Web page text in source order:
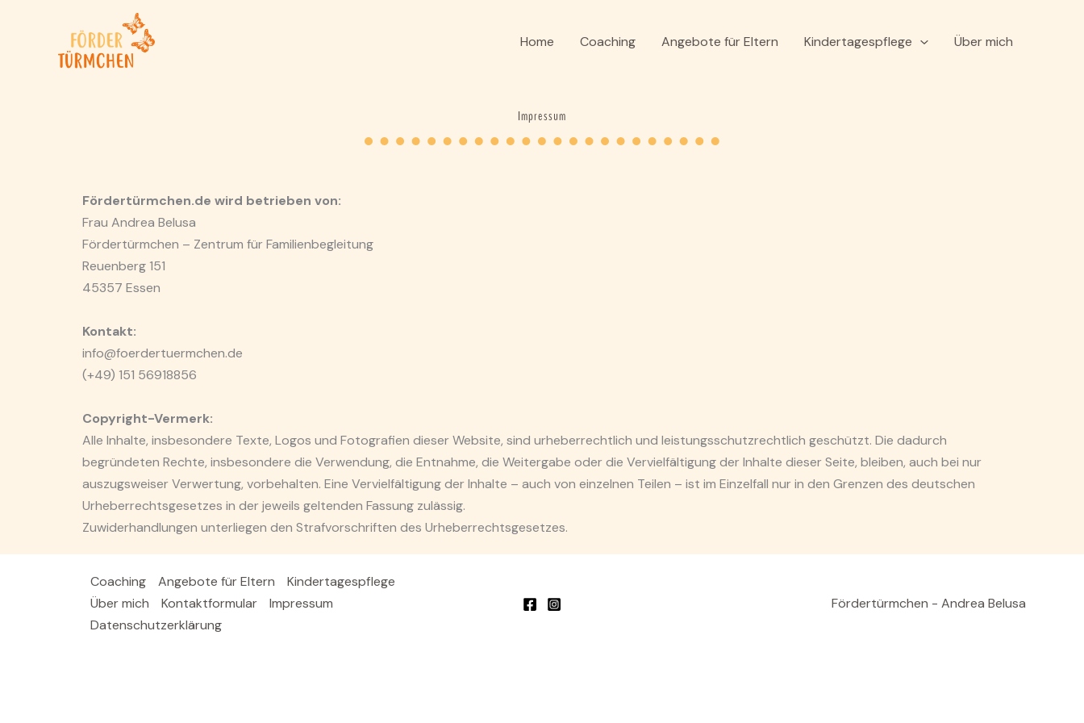
Home Coaching Angebote für Eltern Kindertagespflege Über mich
Impressum
Fördertürmchen.de wird betrieben von:
Frau Andrea Belusa
Fördertürmchen – Zentrum für Familienbegleitung
Reuenberg 151
45357 Essen
Kontakt:
info@foerdertuermchen.de
(+49) 151 56918856
Copyright-Vermerk:
Alle Inhalte, insbesondere Texte, Logos und Fotografien dieser Website, sind urheberrechtlich und leistungsschutzrechtlich geschützt. Die dadurch
begründeten Rechte, insbesondere die Verwendung, die Entnahme, die Weitergabe oder die Vervielfältigung der Inhalte dieser Seite, bleiben, auch bei nur
auszugsweiser Verwertung, vorbehalten. Eine Vervielfältigung der Inhalte – auch von einzelnen Teilen – ist im Einzelfall nur in den Grenzen des deutschen
Urheberrechtsgesetzes in der jeweils geltenden Fassung zulässig.
Zuwiderhandlungen unterliegen den Strafvorschriften des Urheberrechtsgesetzes.
Coaching Angebote für Eltern
Kindertagespflege
Über mich
Kontaktformular
Impressum
Datenschutzerklärung
Fördertürmchen - Andrea Belusa